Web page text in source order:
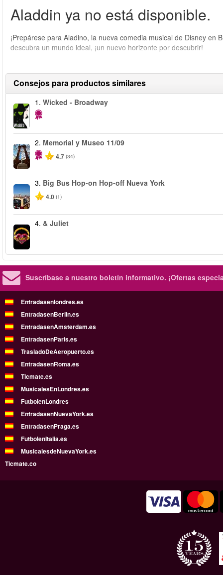
Aladdin ya no está disponible.
¡Prepárese para Aladino, la nueva comedia musical de Disney
descubra un mundo ideal, ¡un nuevo horizonte por descubrir!
Consejos para productos similares
1. Wicked - Broadway
2. Memorial y Museo 11/09
4.7 (34)
3. Big Bus Hop-on Hop-off Nueva York
4.0 (1)
4. & Juliet
Suscríbase a nuestro boletín informativo. ¡Ofertas
Entradasenlondres.es
EntradasenBerlin.es
EntradasenAmsterdam.es
EntradasenParis.es
TrasladoDeAeropuerto.es
EntradasenRoma.es
Ticmate.es
MusicalesEnLondres.es
FutbolenLondres
EntradasenNuevaYork.es
EntradasenPraga.es
FutbolenItalia.es
MusicalesdeNuevaYork.es
Ticmate.co